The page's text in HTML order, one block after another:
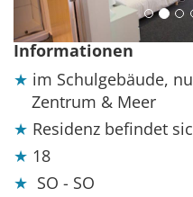
Informationen
im Schulgebäude,
Zentrum & Meer
Residenz befindet
18
SO - SO